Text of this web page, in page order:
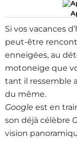
Si vos vacances
peut-être
enneigées, au
motoneige que
tant il ressemble
du même.
Google est en
son déjà célèbre
vision